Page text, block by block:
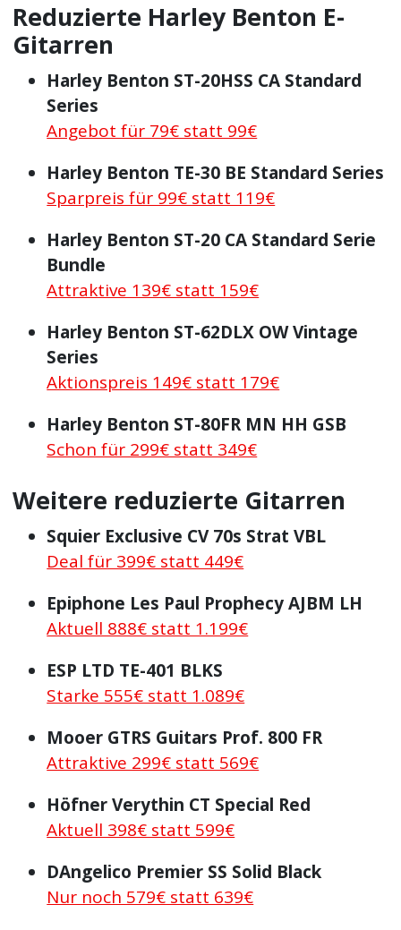
Reduzierte Harley Benton E-
Gitarren
Harley Benton ST-20HSS CA Standard
Series
Angebot für 79€ statt 99€
Harley Benton TE-30 BE Standard Series
Sparpreis für 99€ statt 119€
Harley Benton ST-20 CA Standard Serie
Bundle
Attraktive 139€ statt 159€
Harley Benton ST-62DLX OW Vintage
Series
Aktionspreis 149€ statt 179€
Harley Benton ST-80FR MN HH GSB
Schon für 299€ statt 349€
Weitere reduzierte Gitarren
Squier Exclusive CV 70s Strat VBL
Deal für 399€ statt 449€
Epiphone Les Paul Prophecy AJBM LH
Aktuell 888€ statt 1.199€
ESP LTD TE-401 BLKS
Starke 555€ statt 1.089€
Mooer GTRS Guitars Prof. 800 FR
Attraktive 299€ statt 569€
Höfner Verythin CT Special Red
Aktuell 398€ statt 599€
DAngelico Premier SS Solid Black
Nur noch 579€ statt 639€